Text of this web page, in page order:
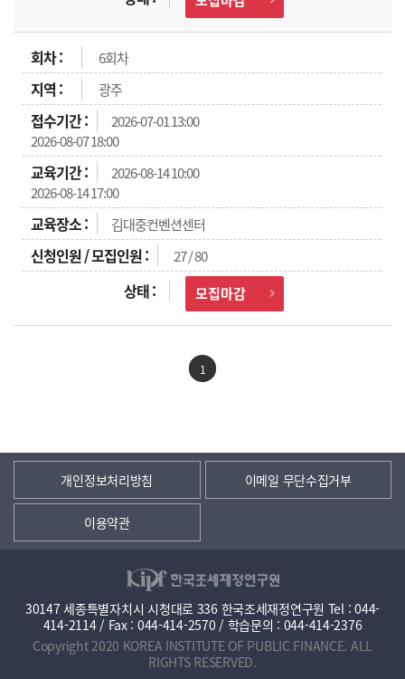
6회차
광주
2026-07-01 13:00
2026-08-07 18:00
2026-08-14 10:00
2026-08-14 17:00
김대중컨벤션센터
27 / 80
모집마감
1
개인정보처리방침 이메일 무단수집거부
이용약관
30147 세종특별자치시 시청대로 336 한국조세재정연구원 Tel : 044-
414-2114 / Fax : 044-414-2570 / 학습문의 : 044-414-2376
Copyright 2020 KOREA INSTITUTE OF PUBLIC FINANCE. ALL
RIGHTS RESERVED.